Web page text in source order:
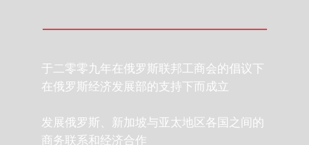
发展俄罗斯、新加坡与亚太地区各国之间的